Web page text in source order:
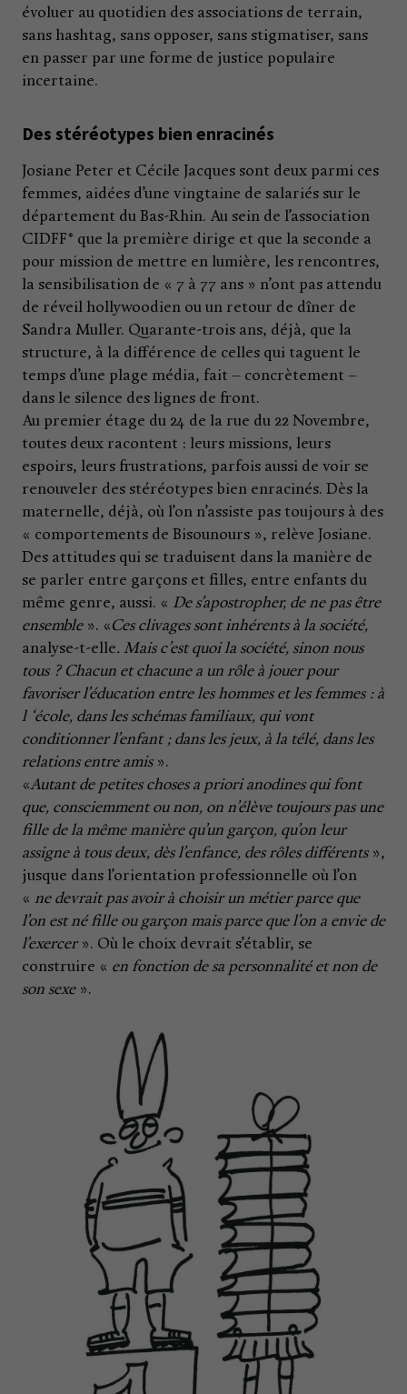
évoluer au quotidien des associations de terrain,
sans hashtag, sans opposer, sans stigmatiser, sans
en passer par une forme de justice populaire
incertaine.
Des stéréotypes bien enracinés
Josiane Peter et Cécile Jacques sont deux parmi ces
femmes, aidées d’une vingtaine de salariés sur le
département du Bas-Rhin. Au sein de l’association
CIDFF* que la première dirige et que la seconde a
pour mission de mettre en lumière, les rencontres,
la sensibilisation de « 7 à 77 ans » n’ont pas attendu
de réveil hollywoodien ou un retour de dîner de
Sandra Muller. Quarante-trois ans, déjà, que la
structure, à la différence de celles qui taguent le
temps d’une plage média, fait – concrètement –
dans le silence des lignes de front.
Au premier étage du 24 de la rue du 22 Novembre,
toutes deux racontent : leurs missions, leurs
espoirs, leurs frustrations, parfois aussi de voir se
renouveler des stéréotypes bien enracinés. Dès la
maternelle, déjà, où l’on n’assiste pas toujours à des
« comportements de Bisounours », relève Josiane.
Des attitudes qui se traduisent dans la manière de
se parler entre garçons et filles, entre enfants du
même genre, aussi. « De s’apostropher, de ne pas être
ensemble ». «Ces clivages sont inhérents à la société,
analyse-t-elle. Mais c’est quoi la société, sinon nous
tous ? Chacun et chacune a un rôle à jouer pour
favoriser l’éducation entre les hommes et les femmes : à
l ‘école, dans les schémas familiaux, qui vont
conditionner l’enfant ; dans les jeux, à la télé, dans les
relations entre amis».
«Autant de petites choses a priori anodines qui font
que, consciemment ou non, on n’élève toujours pas une
fille de la même manière qu’un garçon, qu’on leur
assigne à tous deux, dès l’enfance, des rôles différents»,
jusque dans l’orientation professionnelle où l’on
« ne devrait pas avoir à choisir un métier parce que
l’on est né fille ou garçon mais parce que l’on a envie de
l’exercer». Où le choix devrait s’établir, se
construire « en fonction de sa personnalité et non de
son sexe ».